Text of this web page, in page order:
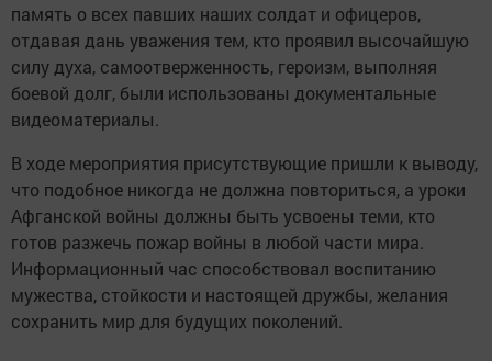
память о всех павших наших солдат и офицеров,
отдавая дань уважения тем, кто проявил высочайшую
силу духа, самоотверженность, героизм, выполняя
боевой долг, были использованы документальные
видеоматериалы.
В ходе мероприятия присутствующие пришли к выводу,
что подобное никогда не должна повториться, а уроки
Афганской войны должны быть усвоены теми, кто
готов разжечь пожар войны в любой части мира.
Информационный час способствовал воспитанию
мужества, стойкости и настоящей дружбы, желания
сохранить мир для будущих поколений.